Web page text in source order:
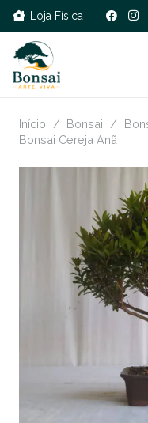
Loja Física
Início / Bonsai /
Bonsai Cereja Anã